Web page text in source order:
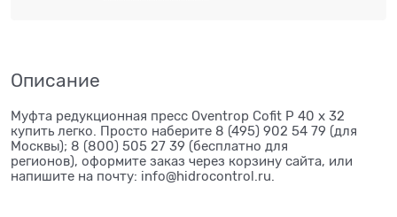
Описание
Муфта редукционная пресс Oventrop Cofit P 40 х 32
купить легко. Просто наберите 8 (495) 902 54 79 (для
Москвы); 8 (800) 505 27 39 (бесплатно для
регионов), оформите заказ через корзину сайта, или
напишите на почту: info@hidrocontrol.ru.